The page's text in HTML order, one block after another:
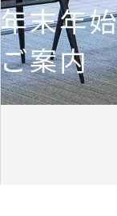
年末年
ご案内